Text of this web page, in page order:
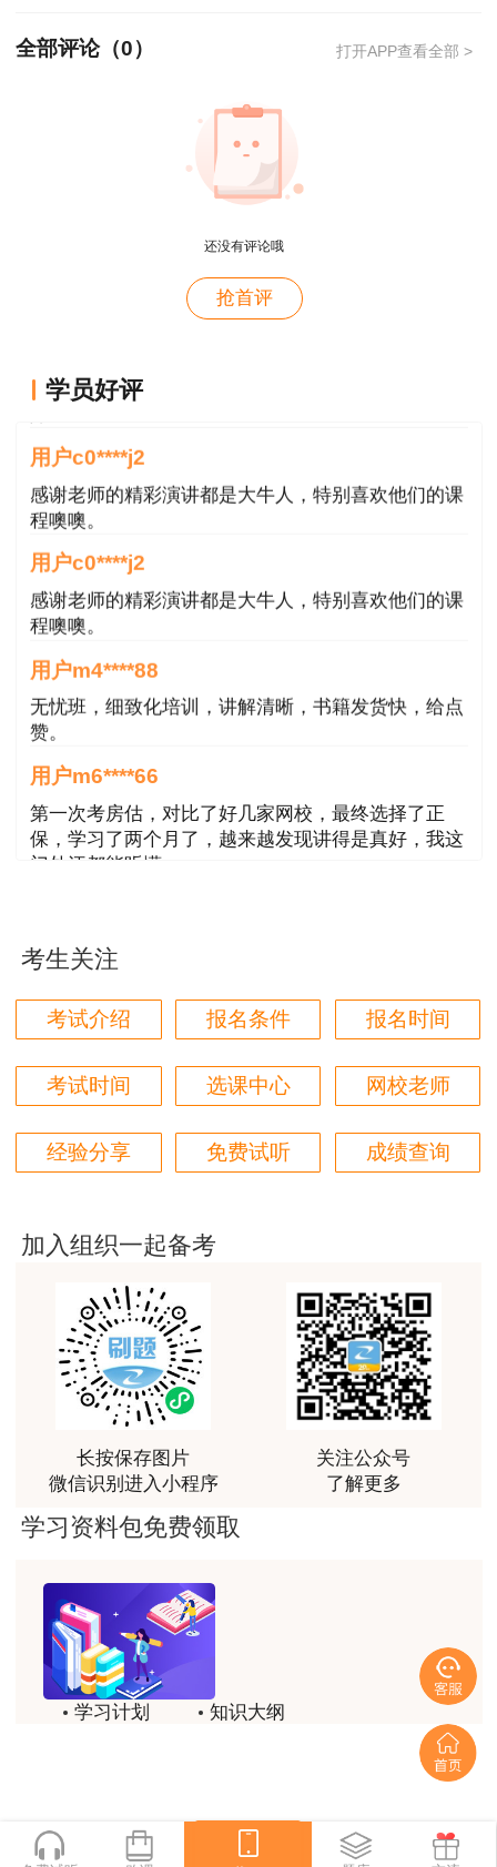
要完整版进群领哦！
全部评论（0） 打开APP查看全部 >
还没有评论哦
抢首评
学员好评
资产评估师就是跟着林老师学的，讲的很好，幽默风
老师长得帅，课也讲的好。
用户m2****66
用户c0****j2
感谢老师的精彩演讲都是大牛人，特别喜欢他们的课
程噢噢。
用户c0****j2
感谢老师的精彩演讲都是大牛人，特别喜欢他们的课
程噢噢。
用户m4****88
无忧班，细致化培训，讲解清晰，书籍发货快，给点
赞。
用户m6****66
第一次考房估，对比了好几家网校，最终选择了正
保，学习了两个月了，越来越发现讲得是真好，我这
门外汗都能听懂
原理方法赵占香老师讲得很通俗易懂，节奏刚刚好，
跟着老师有信心学下去。
用户m3****88
用户m1****68
朋友推荐过来的，直接选的网校最好的班，希望一把
过
王佑辉老师土估的神
用户m5****68
王佑辉讲的课很好，答疑老师1526很有耐心，答疑的
很好，是一位暖心的好老师
考生关注
考试介绍 报名条件 报名时间
考试时间 选课中心 网校老师
经验分享 免费试听 成绩查询
加入组织一起备考
长按保存图片
微信识别进入小程序
关注公众号
了解更多
学习资料包免费领取
学习计划
知识大纲